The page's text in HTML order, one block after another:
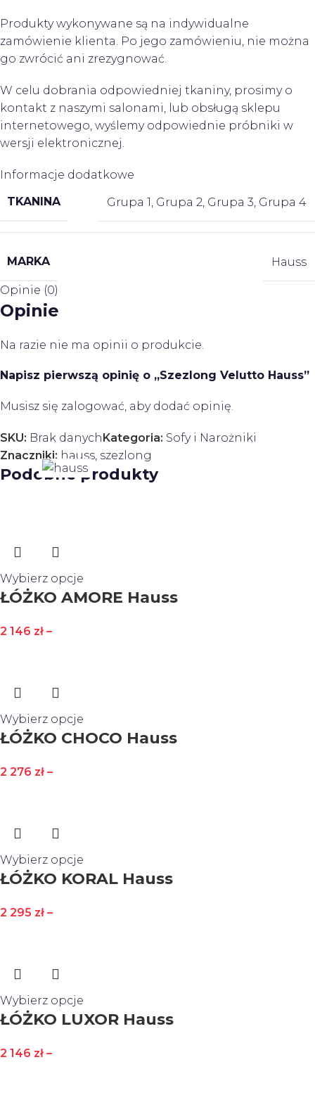
Produkty wykonywane są na indywidualne
zamówienie klienta. Po jego zamówieniu, nie można
go zwrócić ani zrezygnować.
W celu dobrania odpowiedniej tkaniny, prosimy o
kontakt z naszymi salonami, lub obsługą sklepu
internetowego, wyślemy odpowiednie próbniki w
wersji elektronicznej.
Informacje dodatkowe
TKANINA
Grupa 1 Grupa 2 Grupa 3 Grupa 4
MARKA Hauss
Opinie (0)
Opinie
Na razie nie ma opinii o produkcie.
Napisz pierwszą opinię o „Szezlong Velutto Hauss”
Musisz się zalogować, aby dodać opinię.
SKU: Brak danych Kategoria: Sofy i Narożniki
Znaczniki: hauss, szezlong
Podobne produkty
Wybierz opcje
ŁÓŻKO AMORE Hauss
2 146 zł –
Wybierz opcje
ŁÓŻKO CHOCO Hauss
2 276 zł –
Wybierz opcje
ŁÓŻKO KORAL Hauss
2 295 zł –
Wybierz opcje
ŁÓŻKO LUXOR Hauss
2 146 zł –